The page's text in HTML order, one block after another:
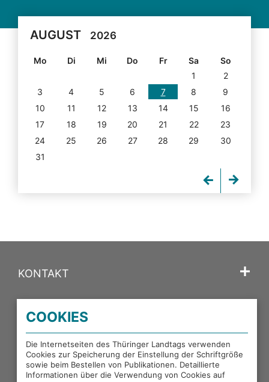
AUGUST 2026
Mo Di Mi Do Fr Sa
So
1
2
3
4 5 6 7 8
9
10
11 12 13 14 15
16
17
18 19 20 21 22
23
24
25 26 27 28 29
30
31
KONTAKT
PORTALE DES THÜRINGER LANDTAGS
EXTERNE LINKS
COOKIES
Die Internetseiten des Thüringer Landtags verwenden
Cookies zur Speicherung der Einstellung der Schriftgröße
sowie beim Bestellen von Publikationen. Detaillierte
Informationen über die Verwendung von Cookies auf